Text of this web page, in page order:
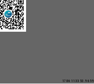
1786113353.9659